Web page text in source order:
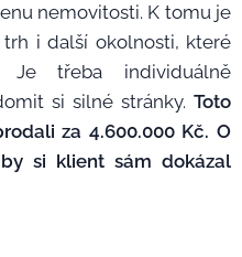
nemovitosti. K tomu je
i další okolnosti, které
Je třeba individuálně
si silné stránky. Toto
za 4.600.000 Kč. O
si klient sám dokázal